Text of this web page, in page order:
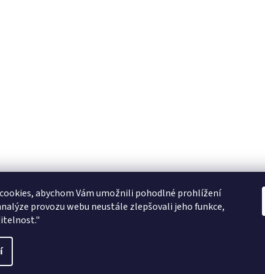
abychom Vám umožnili pohodlné prohlížení
provozu webu neustále zlepšovali jeho funkce,
KRMIVA ENERGYS pro koně - GRANULE
nastavení cookies